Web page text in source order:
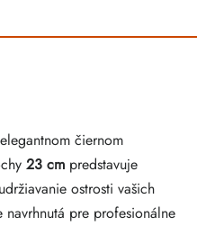
čiernom
23 cm predstavuje
ostrosti vašich
navrhnutá pre profesionálne